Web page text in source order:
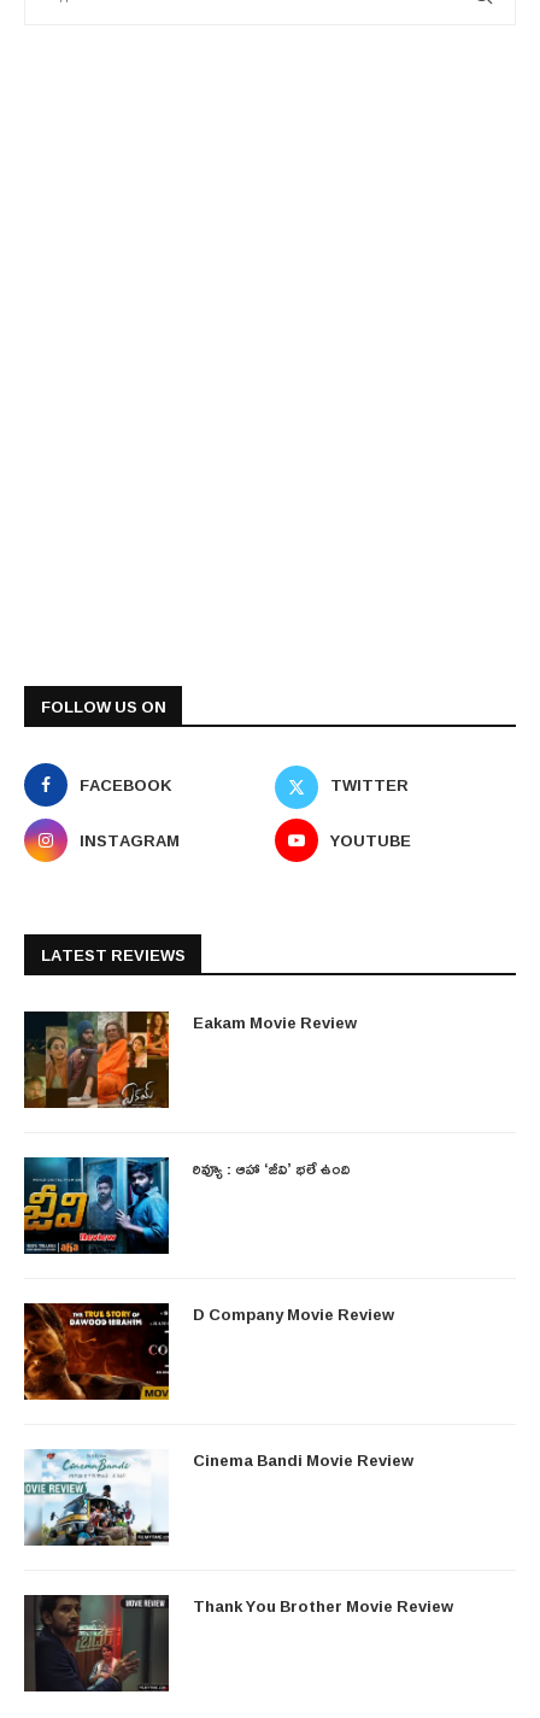
FOLLOW US ON
FACEBOOK
TWITTER
INSTAGRAM
YOUTUBE
LATEST REVIEWS
Eakam Movie Review
రివ్యూ : ఆహా ‘జీవి’ భలే ఉంది
D Company Movie Review
Cinema Bandi Movie Review
Thank You Brother Movie Review